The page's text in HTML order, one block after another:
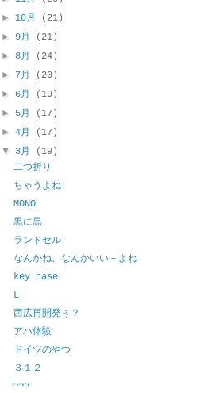
►10月
(21)
►9月
(21)
►8月
(24)
► 7月
(20)
► 6月
(19)
► 5月
(17)
►4月
(17)
▼ 3月
(19)
二つ折り
ちゃうよね
MONO
黒に黒
ランドセル
なんかね、なんかいい－よね
key case
L
西広再開発ぅ？
アハ体験
ドイツのやつ
３１２
↷↷↷